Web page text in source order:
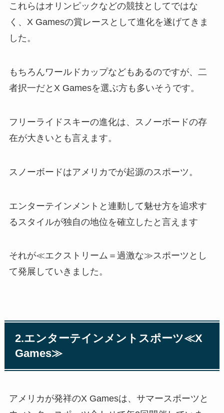
これらはオリンピックなどの競技としてではな
く、X Gamesの賞レースとして進化を遂げてきま
した。
もちろんワールドカップなどもあるのですが、二
者択一だとX Gamesを選ぶ方も多いそうです。
フリーライドスキーの進化は、スノーボードの存
在が大きいとも言えます。
スノーボードはアメリカでが起源のスポーツ。
エンターテインメントと連動して魅せ方を追求す
るスタイルが独自の地位を確立したと言えます
それが≪エクストリーム＝過激な≫スポーツとし
て発展していきました。
2.エンターテインメントスポーツ≪X
Games≫
アメリカが発祥のX Gamesは、サマースポーツと